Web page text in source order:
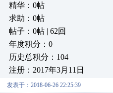
精华：0帖
求助：0帖
帖子：0帖 | 62回
年度积分：0
历史总积分：104
注册：2017年3月11日
发表于：2018-06-26 22:25:39